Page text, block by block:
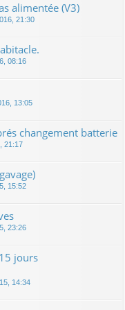
alimentée (V3)
21:30
08:16
13:05
changement batterie
21:17
15:52
23:26
jours
14:34